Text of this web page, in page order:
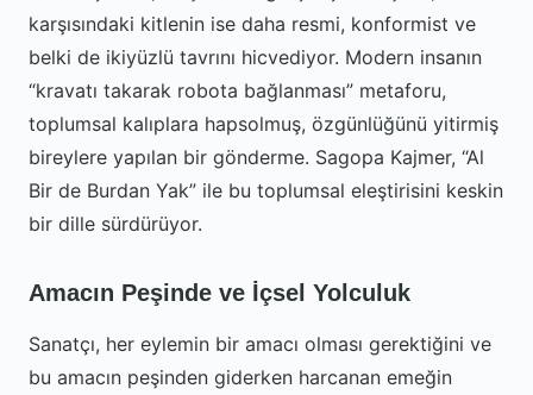
karşısındaki kitlenin ise daha resmi, konformist ve
belki de ikiyüzlü tavrını hicvediyor. Modern insanın
“kravatı takarak robota bağlanması” metaforu,
toplumsal kalıplara hapsolmuş, özgünlüğünü yitirmiş
bireylere yapılan bir gönderme. Sagopa Kajmer, “Al
Bir de Burdan Yak” ile bu toplumsal eleştirisini keskin
bir dille sürdürüyor.
Amacın Peşinde ve İçsel Yolculuk
Sanatçı, her eylemin bir amacı olması gerektiğini ve
bu amacın peşinden giderken harcanan emeğin